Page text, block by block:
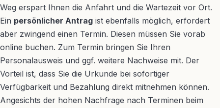
Weg erspart Ihnen die Anfahrt und die Wartezeit vor Ort.
Ein persönlicher Antrag ist ebenfalls möglich, erfordert
aber zwingend einen Termin. Diesen müssen Sie vorab
online buchen. Zum Termin bringen Sie Ihren
Personalausweis und ggf. weitere Nachweise mit. Der
Vorteil ist, dass Sie die Urkunde bei sofortiger
Verfügbarkeit und Bezahlung direkt mitnehmen können.
Angesichts der hohen Nachfrage nach Terminen beim